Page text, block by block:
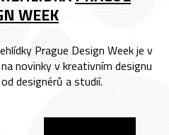
WEEK
Prague Design Week je v
novinky v kreativním designu
designérů a studií.